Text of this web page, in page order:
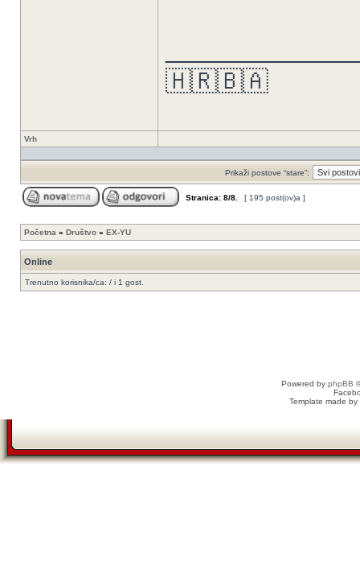
🇭🇷🇧🇦
Vrh
Prikaži postove “stare”:
Stranica: 8/8 [ 195 post(ov)a ]
Početna » Društvo » EX-YU
Online
Trenutno korisnika/ca: / i 1 gost.
Powered by phpBB
Template made by